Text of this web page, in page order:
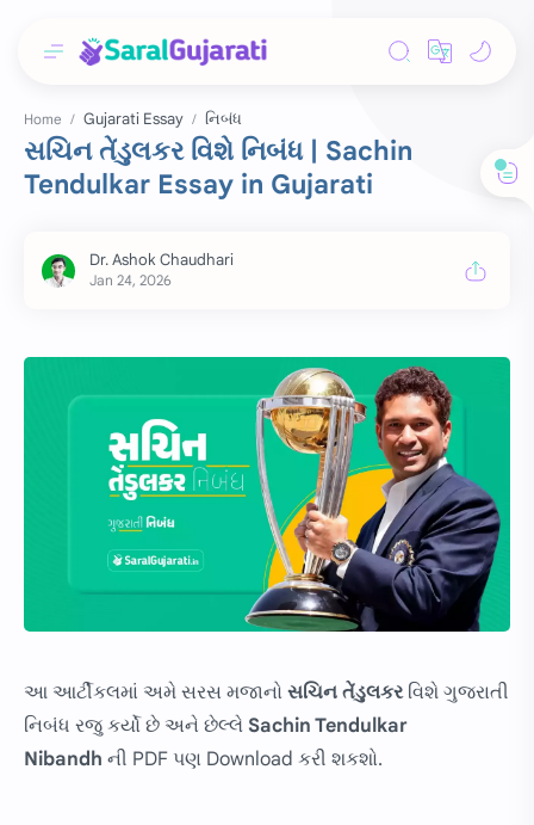
Home Gujarati Essay નિબંધ
સચિન તેંડુલકર વિશે નિબંધ | Sachin
Tendulkar Essay in Gujarati
આ આર્ટીકલમાં અમે સરસ મજાનો સચિન તેંડુલકરવિશે ગુજરાતી
નિબંધ રજુ કર્યો છે અને છેલ્લે Sachin Tendulkar
Nibandh ની PDF પણ Download કરી શકશો.